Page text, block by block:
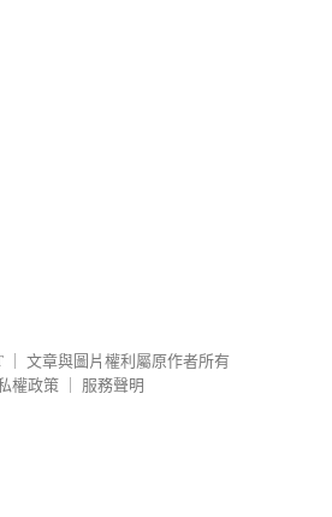
文章與圖片權利屬原作者所有
權政策
服務聲明